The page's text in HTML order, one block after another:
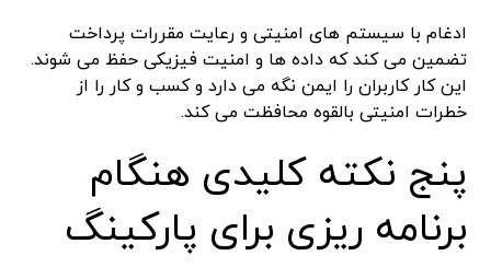
ادغام با سیستم های امنیتی و رعایت مقررات پرداخت
تضمین می کند که داده ها و امنیت فیزیکی حفظ می شوند.
این کار کاربران را ایمن نگه می دارد و کسب و کار را از
خطرات امنیتی بالقوه محافظت می کند.
پنج نکته کلیدی هنگام
برنامه ریزی برای پارکینگ